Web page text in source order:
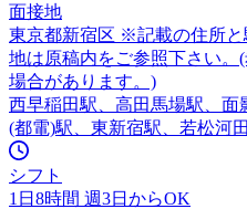
面接地
東京都新宿区 ※記載の住所
地は原稿内をご参照下さい。
場合があります。)
西早稲田駅、高田馬場駅、面
(都電)駅、東新宿駅、若松河
シフト
1日8時間 週3日からOK